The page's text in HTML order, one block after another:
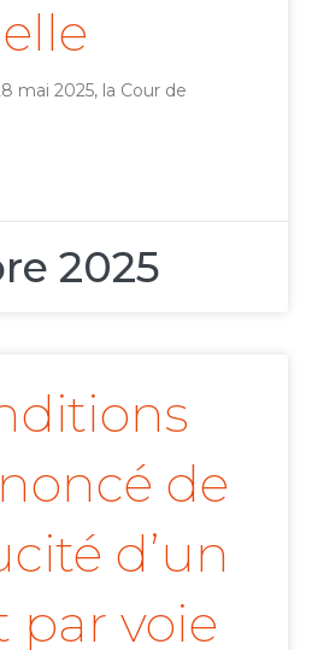
mai 2025, la Cour de
2025
de
d’un
par voie